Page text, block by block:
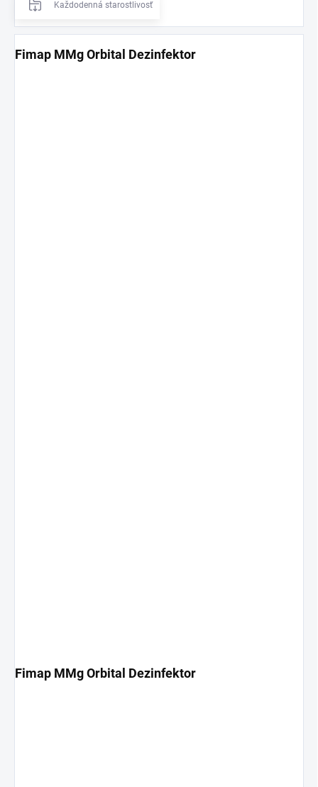
Každodenná starostlivosť
Fimap MMg Orbital Dezinfektor
Fimap MMg Orbital Dezinfektor